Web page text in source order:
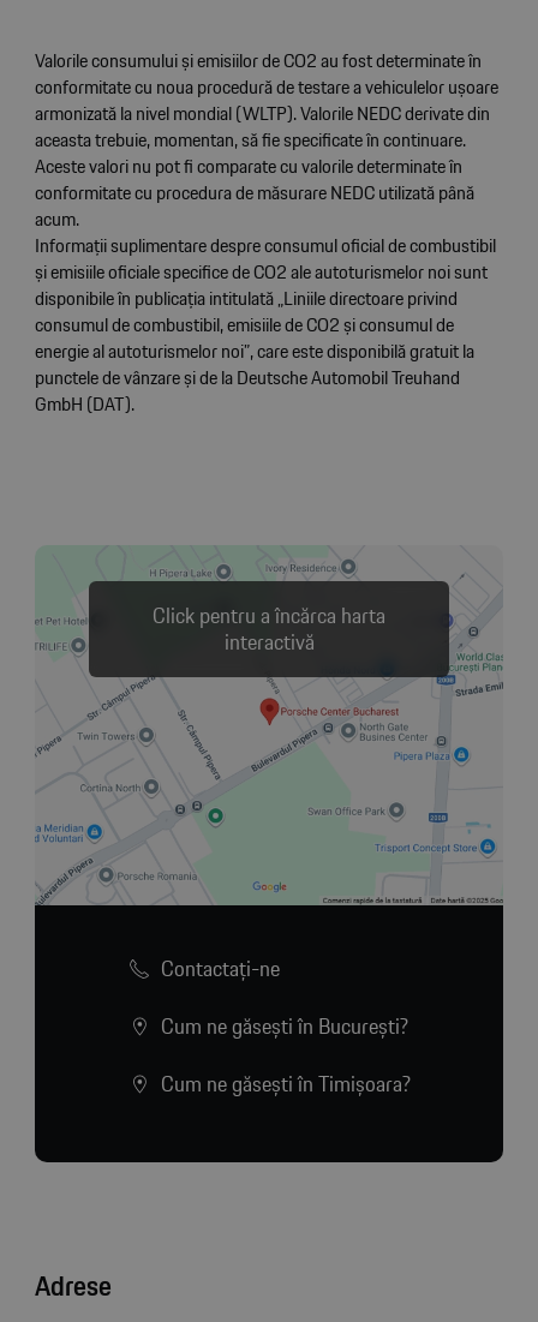
Valorile consumului și emisiilor de CO2 au fost determinate în
conformitate cu noua procedură de testare a vehiculelor ușoare
armonizată la nivel mondial (WLTP). Valorile NEDC derivate din
aceasta trebuie, momentan, să fie specificate în continuare.
Aceste valori nu pot fi comparate cu valorile determinate în
conformitate cu procedura de măsurare NEDC utilizată până
acum.
Informații suplimentare despre consumul oficial de combustibil
și emisiile oficiale specifice de CO2 ale autoturismelor noi sunt
disponibile în publicația intitulată „Liniile directoare privind
consumul de combustibil, emisiile de CO2 și consumul de
energie al autoturismelor noi”, care este disponibilă gratuit la
punctele de vânzare și de la Deutsche Automobil Treuhand
GmbH (DAT).
Click pentru a încărca harta
interactivă
Contactaţi-ne
Cum ne găsești în București?
Cum ne găsești în Timișoara?
Adrese